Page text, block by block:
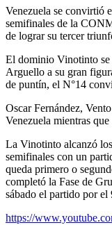
Venezuela se convirtió
semifinales de la
de lograr su tercer
El dominio Vinotinto
Arguello a su gran
de puntín, el N°14
Oscar Fernández,
Venezuela mientras
La Vinotinto alcanzó
semifinales con un
queda primero o
completó la Fase de
sábado el partido por el
https://